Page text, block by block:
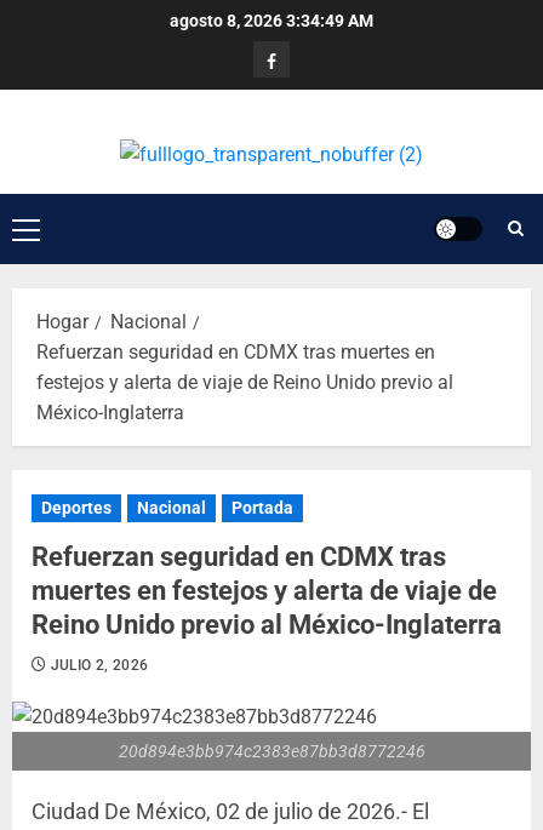
agosto 8, 20263:34:50 AM
Hogar
Nacional
Refuerzan seguridad en CDMX tras muertes en
festejos y alerta de viaje de Reino Unido previo al
México-Inglaterra
Deportes Nacional Portada
Refuerzan seguridad en CDMX tras
muertes en festejos y alerta de viaje de
Reino Unido previo al México-Inglaterra
JULIO 2, 2026
20d894e3bb974c2383e87bb3d8772246
Ciudad De México, 02 de julio de 2026.- El